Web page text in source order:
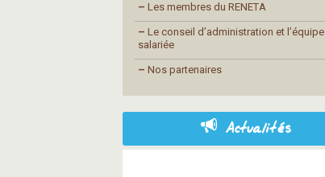
– Les membres du RENETA
– Le conseil d’administration et l’équipe
salariée
– Nos partenaires
Actualités